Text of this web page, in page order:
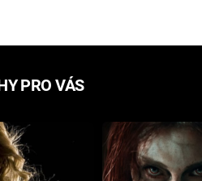
PRO VÁS